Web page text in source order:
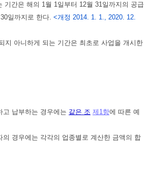
간은 해의 1월 1일부터 12월 31일까지의 공급
일까지로 한다. <개정 2014. 1. 1., 2020. 12.
지 아니하게 되는 기간은 최초로 사업을 개시한
고 납부하는 경우에는 같은 조 제1항에 따른 예
경우에는 각각의 업종별로 계산한 금액의 합